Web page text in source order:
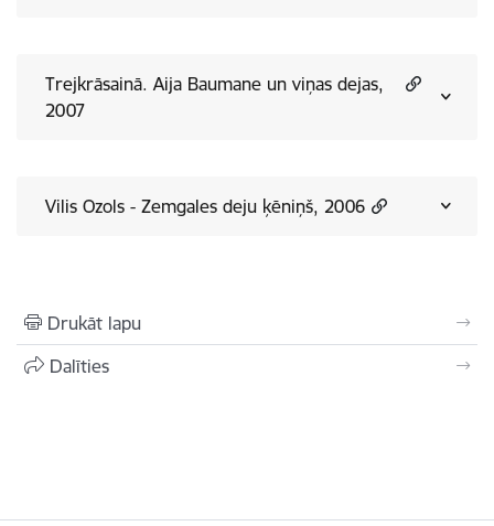
Trejkrāsainā. Aija Baumane un viņas dejas,
2007
Vilis Ozols - Zemgales deju ķēniņš, 2006
Drukāt lapu
Dalīties